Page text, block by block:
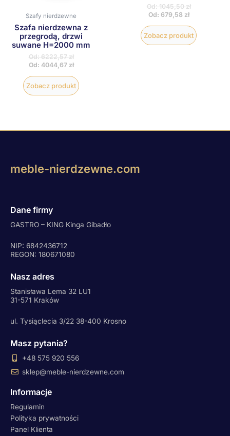
Szafy nierdzewne
Szafa nierdzewna z
przegrodą, drzwi
suwane H=2000 mm
Od:6222,57zł
Od: 4044,67 zł
Zobacz produkt
Od:1045,50zł
Od: 679,58 zł
Zobacz produkt
meble-nierdzewne.com
Dane firmy
GASTRO – KING Kinga Gibadło
NIP: 6842436712
REGON: 180671080
Nasz adres
Stanisława Lema 32 LU1
31-571 Kraków
ul. Tysiąclecia 3/22 38-400 Krosno
Masz pytania?
+48 575 920 556
sklep@meble-nierdzewne.com
Informacje
Regulamin
Polityka prywatności
Panel Klienta